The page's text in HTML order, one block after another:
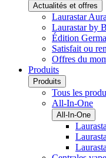
Actualités et offres
Laurastar Aura
Laurastar by
Édition
Satisfait ou
Offres du
Produits
Produits
Tous les
All-In-One
All-In-One